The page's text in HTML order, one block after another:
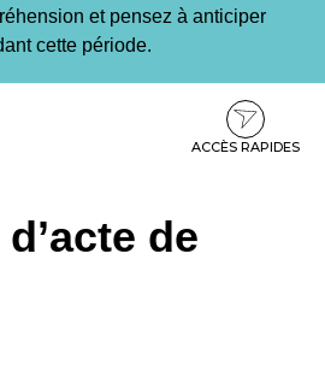
et pensez à anticiper
cette période.
ACCÈS RAPIDES
de